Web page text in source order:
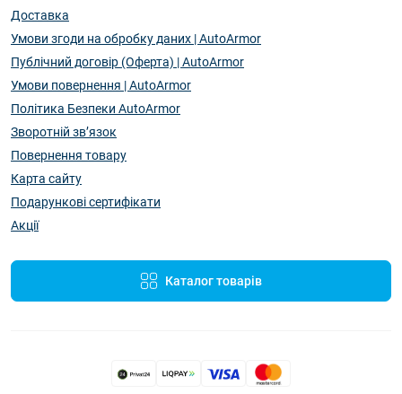
Доставка
Умови згоди на обробку даних | AutoArmor
Публічний договір (Оферта) | AutoArmor
Умови повернення | AutoArmor
Політика Безпеки AutoArmor
Зворотній зв’язок
Повернення товару
Карта сайту
Подарункові сертифікати
Акції
Каталог товарів